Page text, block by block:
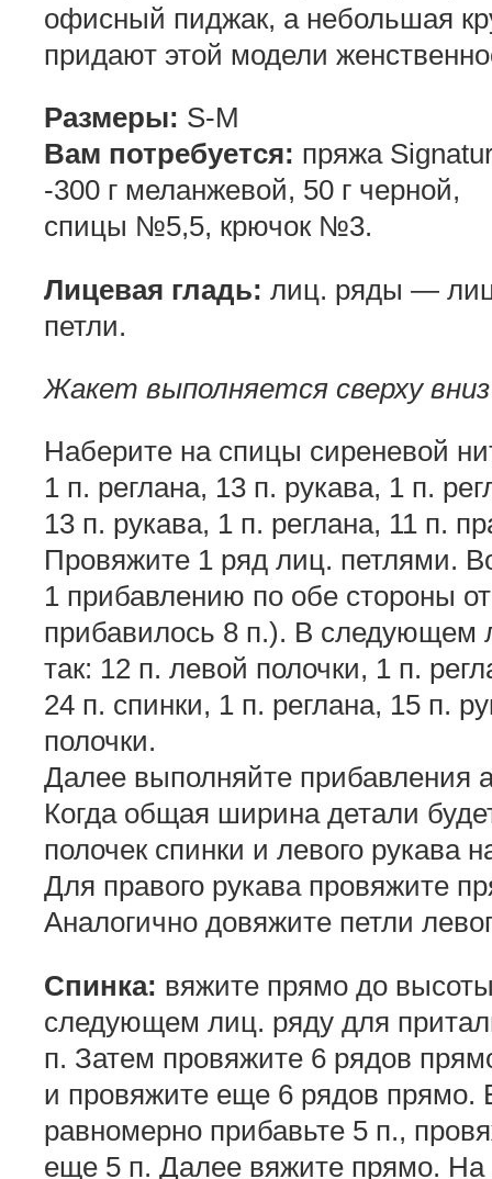
офисный пиджак, а небольшая
придают этой модели
Размеры: S-M
Вам потребуется: пряжа
-300 г меланжевой, 50 г черной,
спицы №5,5, крючок №3.
Лицевая гладь: лиц. ряды —
петли.
Жакет выполняется сверху
Наберите на спицы сиреневой
1 п. реглана, 13 п. рукава, 1 п.
13 п. рукава, 1 п. реглана, 11 п.
Провяжите 1 ряд лиц. петлями.
1 прибавлению по обе стороны
прибавилось 8 п.). В следующем
так: 12 п. левой полочки, 1 п.
24 п. спинки, 1 п. реглана, 15 п.
полочки.
Далее выполняйте прибавления
Когда общая ширина детали
полочек спинки и левого рукава
Для правого рукава провяжите
Аналогично довяжите петли
Спинка: вяжите прямо до
следующем лиц. ряду для
п. Затем провяжите 6 рядов
и провяжите еще 6 рядов
равномерно прибавьте 5 п.,
еще 5 п. Далее вяжите прямо.